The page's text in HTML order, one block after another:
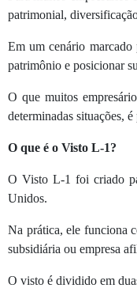
patrimonial,
Em um cenário marcado
patrimônio e posicionar
O que muitos
determinadas situações,
O que é o Visto L-1?
O Visto L-1 foi criado
Unidos.
Na prática, ele funciona
subsidiária ou empresa
O visto é dividido em